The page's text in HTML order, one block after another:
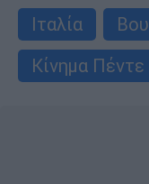
Ιταλία
Κίνημα